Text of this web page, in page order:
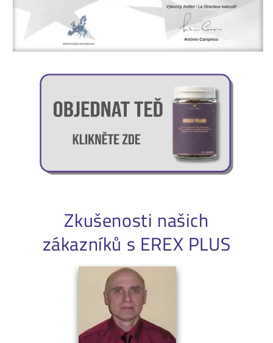
Zkušenosti našich
zákazníků s EREX PLUS